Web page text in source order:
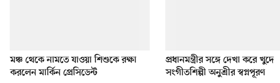
মঞ্চ থেকে নামতে যাওয়া শিশুকে রক্ষা
করলেন মার্কিন প্রেসিডেন্ট
প্রধানমন্ত্রীর সঙ্গে দেখা করে খুদে
সংগীতশিল্পী অনুশ্রীর স্বপ্নপূরণ